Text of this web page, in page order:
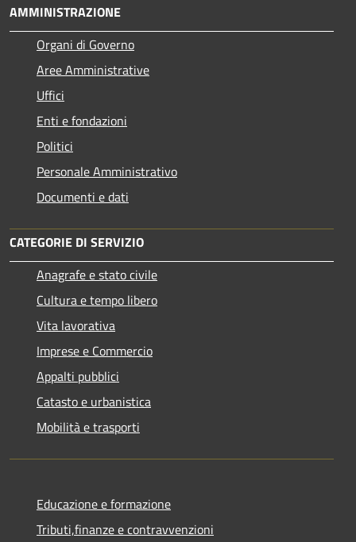
AMMINISTRAZIONE
Organi di Governo
Aree Amministrative
Uffici
Enti e fondazioni
Politici
Personale Amministrativo
Documenti e dati
CATEGORIE DI SERVIZIO
Anagrafe e stato civile
Cultura e tempo libero
Vita lavorativa
Imprese e Commercio
Appalti pubblici
Catasto e urbanistica
Mobilità e trasporti
Educazione e formazione
Tributi,finanze e contravvenzioni